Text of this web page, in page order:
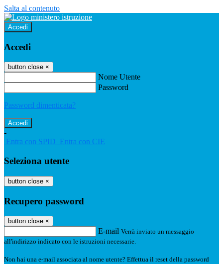
Salta al contenuto
Accedi
Accedi
button close ×
Nome Utente
Password
Password dimenticata?
-
Entra con SPID Entra con CIE
Seleziona utente
button close ×
Recupero password
button close ×
E-mail Verrà inviato un messaggio
all'indirizzo indicato con le istruzioni necessarie.
Non hai una e-mail associata al nome utente? Effettua il reset della password